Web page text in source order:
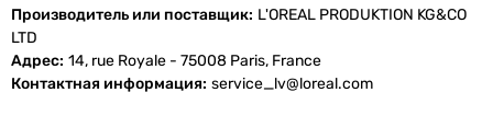
Производитель или поставщик L'OREAL PRODUKTION KG&CO
LTD
Адрес 14, rue Royale - 75008 Paris, France
Контактная информация service_lv@loreal.com